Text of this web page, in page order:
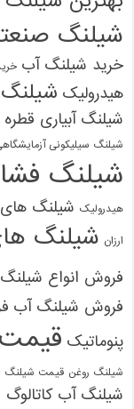
شیلنگ
خرید شیلنگ آب
هیدرولیک
شیلنگ آبیاری
شیلنگ سیلیکونی
شیلنگ
هیدرولیک شیلنگ های
ارزان شیلنگ
فروش انواع
فروش شیلنگ آب
پنوماتیک
شیلنگ روغن قیمت شیلنگ
شیلنگ آب